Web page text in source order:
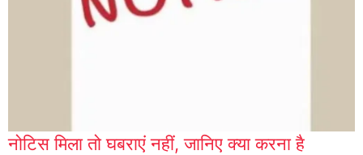
नोटिस मिला तो घबराएं नहीं, जानिए क्या करना है